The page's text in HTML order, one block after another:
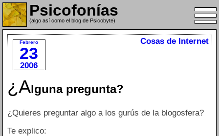
Psicofonías
(algo así como el blog de Psicobyte)
Febrero
23
2006
Cosas de Internet
¿Alguna pregunta?
¿Quieres preguntar algo a los gurús de la blogosfera?
Te explico: